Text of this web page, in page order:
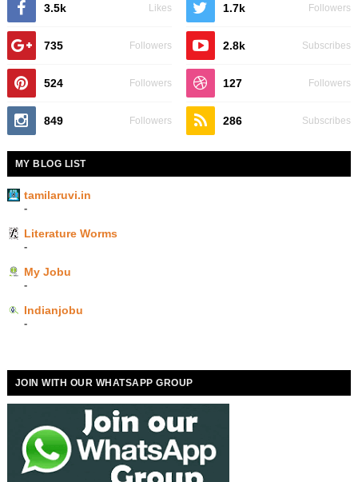
3.5k Likes 1.7k Followers
735 Followers 2.8k Subscribes
524 Followers 127 Followers
849 Followers 286 Subscribes
MY BLOG LIST
tamilaruvi.in
-
Literature Worms
-
My Jobu
-
Indianjobu
-
JOIN WITH OUR WHATSAPP GROUP